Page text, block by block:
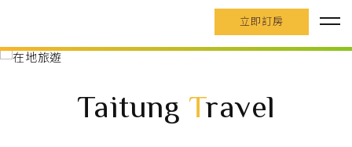
立即訂房
Taitung Travel